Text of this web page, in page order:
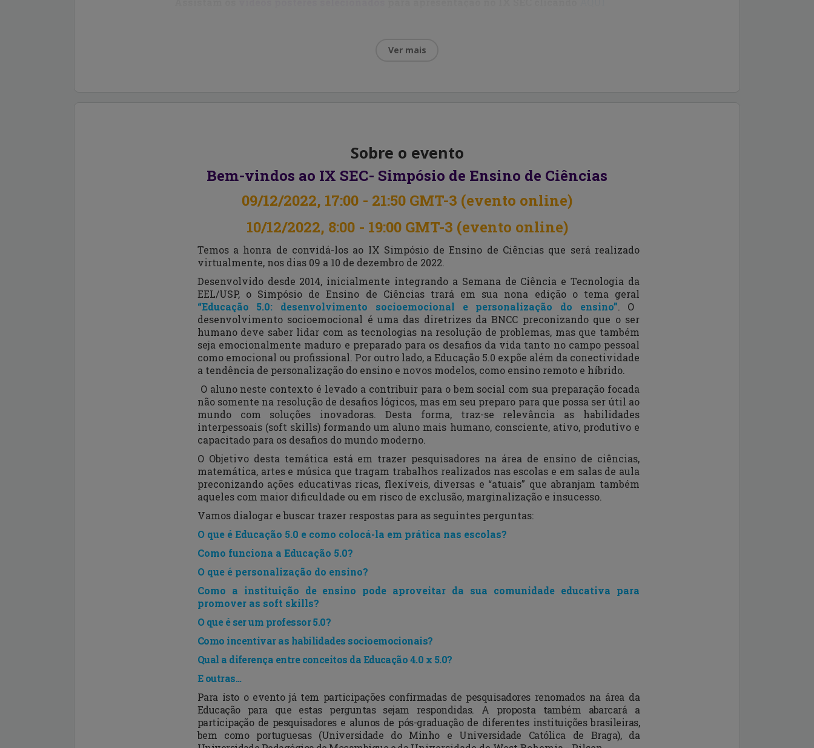
Ver mais
Sobre o evento
Bem-vindos ao IX SEC- Simpósio de Ensino de Ciências
09/12/2022, 17:00 - 21:50 GMT-3 (evento online)
10/12/2022, 8:00 - 19:00 GMT-3 (evento online)
Temos a honra de convidá-los ao IX Simpósio de Ensino de Ciências que será realizado
virtualmente, nos dias 09 a 10 de dezembro de 2022.
Desenvolvido desde 2014, inicialmente integrando a Semana de Ciência e Tecnologia da
EEL/USP, o Simpósio de Ensino de Ciências trará em sua nona edição o tema geral
“Educação 5.0: desenvolvimento socioemocional e personalização do ensino”. O
desenvolvimento socioemocional é uma das diretrizes da BNCC preconizando que o ser
humano deve saber lidar com as tecnologias na resolução de problemas, mas que também
seja emocionalmente maduro e preparado para os desafios da vida tanto no campo pessoal
como emocional ou profissional. Por outro lado, a Educação 5.0 expõe além da conectividade
a tendência de personalização do ensino e novos modelos, como ensino remoto e híbrido.
O aluno neste contexto é levado a contribuir para o bem social com sua preparação focada
não somente na resolução de desafios lógicos, mas em seu preparo para que possa ser útil ao
mundo com soluções inovadoras. Desta forma, traz-se relevância as habilidades
interpessoais (soft skills) formando um aluno mais humano, consciente, ativo, produtivo e
capacitado para os desafios do mundo moderno.
O Objetivo desta temática está em trazer pesquisadores na área de ensino de ciências,
matemática, artes e música que tragam trabalhos realizados nas escolas e em salas de aula
preconizando ações educativas ricas, flexíveis, diversas e “atuais” que abranjam também
aqueles com maior dificuldade ou em risco de exclusão, marginalização e insucesso.
Vamos dialogar e buscar trazer respostas para as seguintes perguntas:
O que é Educação 5.0 e como colocá-la em prática nas escolas?
Como funciona a Educação 5.0?
O que é personalização do ensino?
Como a instituição de ensino pode aproveitar da sua comunidade educativa para
promover as soft skills?
O que é ser um professor 5.0?
Como incentivar as habilidades socioemocionais?
Qual a diferença entre conceitos da Educação 4.0 x 5.0?
E outras...
Para isto o evento já tem participações confirmadas de pesquisadores renomados na área da
Educação para que estas perguntas sejam respondidas. A proposta também abarcará a
participação de pesquisadores e alunos de pós-graduação de diferentes instituições brasileiras,
bem como portuguesas (Universidade do Minho e Universidade Católica de Braga), da